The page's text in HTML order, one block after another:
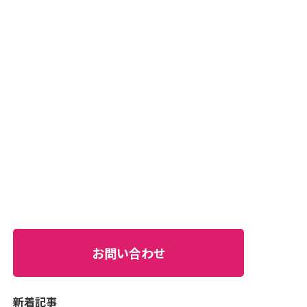
お問い合わせ
新着記事